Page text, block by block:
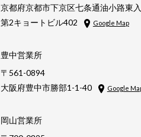
京都府京都市下京区七条通油小路東
第2キョートビル402
Google Map
豊中営業所
〒561-0894
大阪府豊中市勝部1-1-40
Google
岡山営業所